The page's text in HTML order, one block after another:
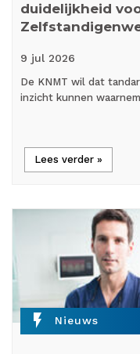
duidelijkheid
9 jul 2026
De KNMT wil dat
inzicht kunnen
Lees verder »
flash_on Nieuws